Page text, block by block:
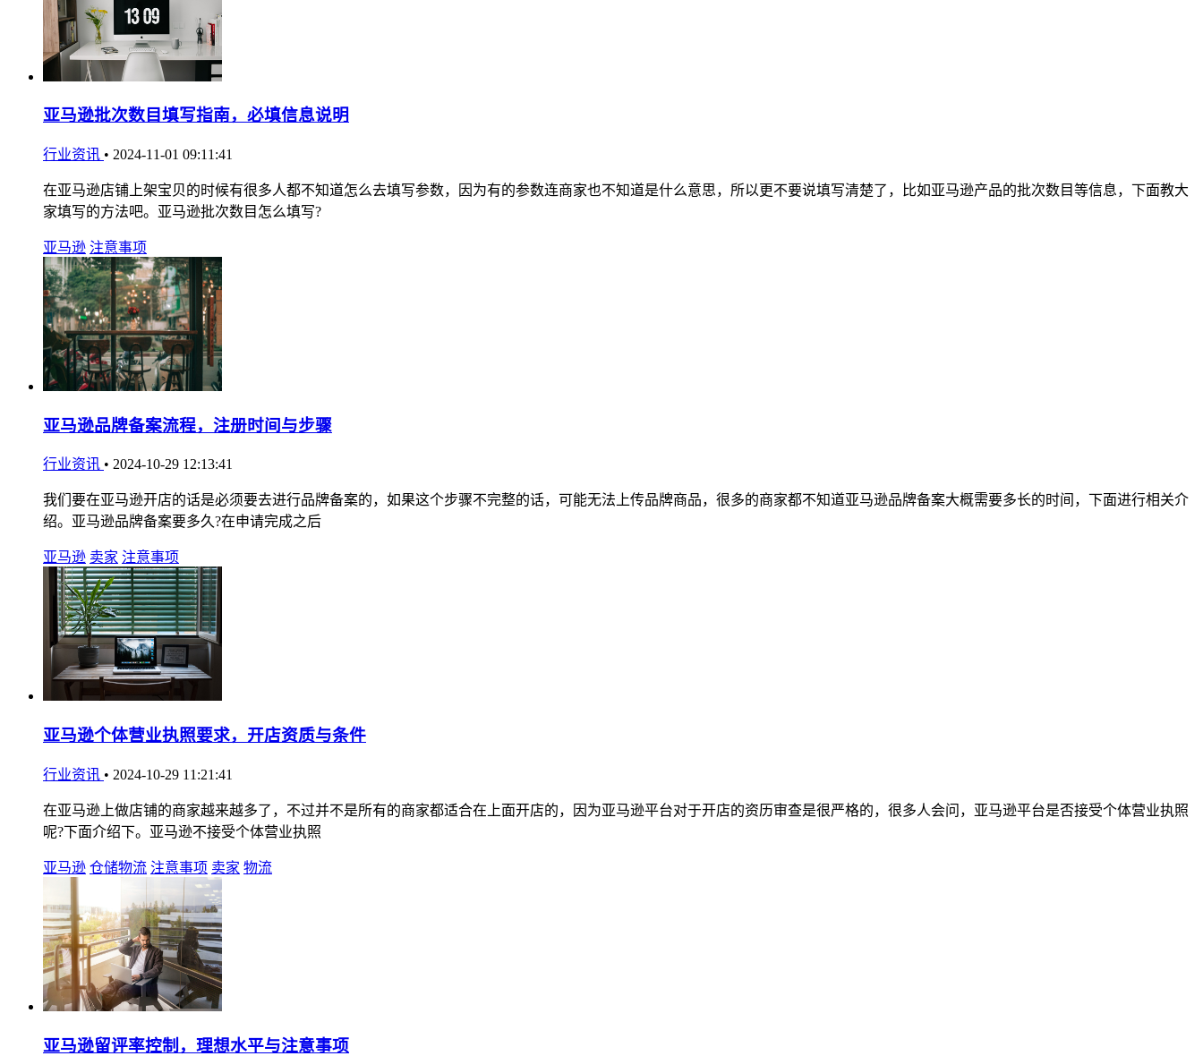
亚马逊批次数目填写指南，必填信息说明
行业资讯 • 2024-11-01 09:11:41
在亚马逊店铺上架宝贝的时候有很多人都不知道怎么去填写参数，因为有的参数连商家也不知道是什么意思，所以更不要说填写清楚了，比如亚马逊产品的批次数目等信息，下面教大
家填写的方法吧。亚马逊批次数目怎么填写?
亚马逊 注意事项
亚马逊品牌备案流程，注册时间与步骤
行业资讯 • 2024-10-29 12:13:41
我们要在亚马逊开店的话是必须要去进行品牌备案的，如果这个步骤不完整的话，可能无法上传品牌商品，很多的商家都不知道亚马逊品牌备案大概需要多长的时间，下面进行相关介
绍。亚马逊品牌备案要多久?在申请完成之后
亚马逊 卖家 注意事项
亚马逊个体营业执照要求，开店资质与条件
行业资讯 • 2024-10-29 11:21:41
在亚马逊上做店铺的商家越来越多了，不过并不是所有的商家都适合在上面开店的，因为亚马逊平台对于开店的资历审查是很严格的，很多人会问，亚马逊平台是否接受个体营业执照
呢?下面介绍下。亚马逊不接受个体营业执照
亚马逊 仓储物流 注意事项 卖家 物流
亚马逊留评率控制，理想水平与注意事项